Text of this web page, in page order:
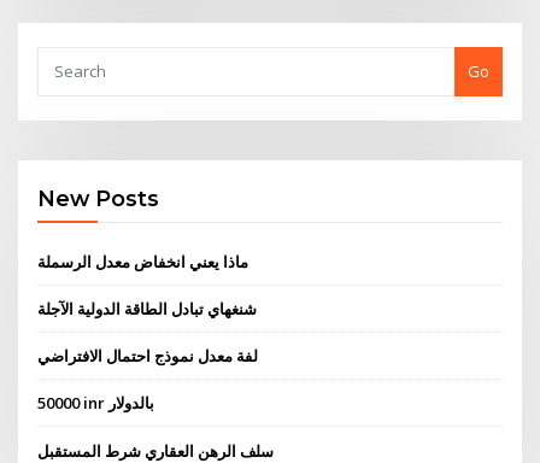
Go
New Posts
ماذا يعني انخفاض معدل الرسملة
شنغهاي تبادل الطاقة الدولية الآجلة
لفة معدل نموذج احتمال الافتراضي
50000 inr بالدولار
سلف الرهن العقاري شرط المستقبل